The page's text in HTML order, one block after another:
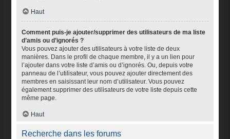
Haut
Comment puis-je ajouter/supprimer des utilisateurs de ma liste
d’amis ou d’ignorés ?
Vous pouvez ajouter des utilisateurs à votre liste de deux
manières. Dans le profil de chaque membre, il y a un lien pour
l’ajouter dans votre liste d’amis ou d’ignorés. Ou, depuis votre
panneau de l’utilisateur, vous pouvez ajouter directement des
membres en saisissant leur nom d’utilisateur. Vous pouvez
également supprimer des utilisateurs de votre liste depuis cette
même page.
Haut
Recherche dans les forums